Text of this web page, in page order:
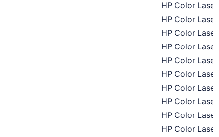
HP Color
HP Color
HP Color
HP Color
HP Color
HP Color
HP Color
HP Color
HP Color
HP Color